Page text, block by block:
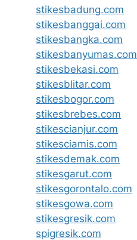
stikesbadung.com
stikesbanggai.com
stikesbangka.com
stikesbanyumas.com
stikesbekasi.com
stikesblitar.com
stikesbogor.com
stikesbrebes.com
stikescianjur.com
stikesciamis.com
stikesdemak.com
stikesgarut.com
stikesgorontalo.com
stikesgowa.com
stikesgresik.com
spigresik.com